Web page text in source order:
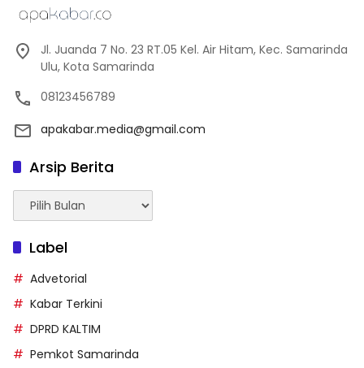
Jl. Juanda 7 No. 23 RT.05 Kel. Air Hitam, Kec. Samarinda
Ulu, Kota Samarinda
08123456789
apakabar.media@gmail.com
Arsip Berita
Arsip
Berita
Label
Advetorial
Kabar Terkini
DPRD KALTIM
Pemkot Samarinda